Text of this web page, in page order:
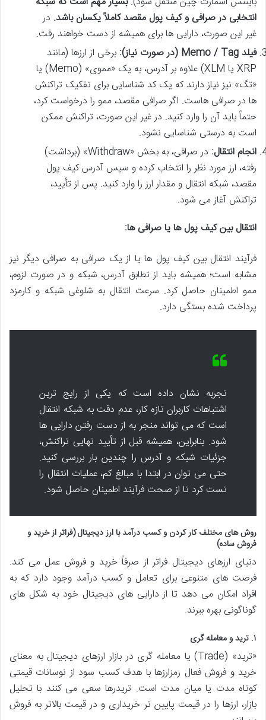
انتخابی در صرافی و کیف پول مقصد کاملاً یکسان باشد. در
غیر این صورت، دارایی ها برای همیشه از دست خواهند رفت.
فیلد Memo / Tag (در صورت نیاز):
برخی از ارزها (مانند
XRP یا XLM) علاوه بر آدرس، به یک «مموی» (Memo) یا
«تگ» نیز نیاز دارند که یک کد شناسایی برای تفکیک تراکنش
ها در صرافی هاست. اگر صرافی مقصد، ممو را درخواست کرد،
حتماً باید آن را وارد کنید. در غیر این صورت، تراکنش ممکن
است به درستی شناسایی نشود.
انجام انتقال:
در صرافی، به بخش «Withdraw» (برداشت)
رفته، ارز مورد نظر را انتخاب کرده و سپس آدرس کیف پول
مقصد، شبکه انتقال و مقدار ارز را وارد کنید. پس از تأیید،
تراکنش آغاز می شود.
انتقال بین کیف پول ها یا صرافی ها:
فرآیند انتقال بین کیف پول ها یا از یک صرافی به صرافی دیگر نیز
مشابه است؛ همیشه باید از تطابق آدرس، شبکه و در صورت لزوم،
ممو اطمینان حاصل کرد. سرعت انتقال به شلوغی شبکه و کارمزد
پرداخت شده بستگی دارد.
تجربه نشان داده است که یکی از رایج ترین
اشتباهات کاربران تازه کار، عدم دقت به شبکه انتقال
است که می تواند منجر به از دست رفتن دارایی ها
شود. بنابراین، همیشه قبل از تأیید نهایی تراکنش،
جزئیات شبکه و آدرس را چندین بار بررسی کنید.
حتی می توان در ابتدا با مبالغ کم، عملیات انتقال را
تست کرد تا از صحت فرآیند اطمینان حاصل شود.
روش های مختلف کار کردن و کسب درآمد با ارز دیجیتال (فراتر از خرید و
فروش ساده)
دنیای ارزهای دیجیتال فراتر از صرفاً خرید و فروش عمل می کند.
فرصت های متنوعی برای تعامل و کسب درآمد وجود دارد که به
افراد امکان می دهد تا از دارایی های دیجیتال خود به شکل های
گوناگونی بهره ببرند.
۱. ترید و معامله گری
«ترید» (Trade) یا معامله گری در بازار ارزهای دیجیتال به معنای
خرید و فروش فعال رمزارزها با هدف کسب سود از نوسانات قیمتی
کوتاه مدت یا میان مدت است. تریدرها سعی می کنند با تحلیل
بازار، ارزها را در قیمت پایین تر خریداری و در قیمت بالاتر به فروش